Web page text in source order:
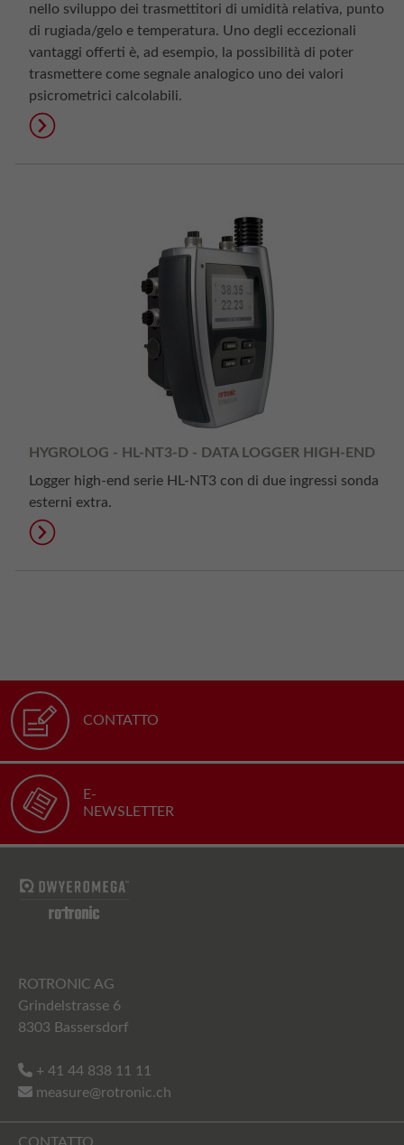
nello sviluppo dei trasmettitori di umidità relativa, punto
di rugiada/gelo e temperatura. Uno degli eccezionali
vantaggi offerti è, ad esempio, la possibilità di poter
trasmettere come segnale analogico uno dei valori
psicrometrici calcolabili.
HYGROLOG - HL-NT3-D - DATA LOGGER HIGH-END
Logger high-end serie HL-NT3 con di due ingressi sonda
esterni extra.
CONTATTO
E-
NEWSLETTER
ROTRONIC AG
Grindelstrasse 6
8303 Bassersdorf
+ 41 44 838 11 11
measure@rotronic.ch